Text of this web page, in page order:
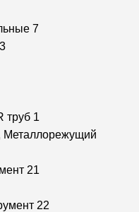
7
труб 1
Металлорежущий
21
22